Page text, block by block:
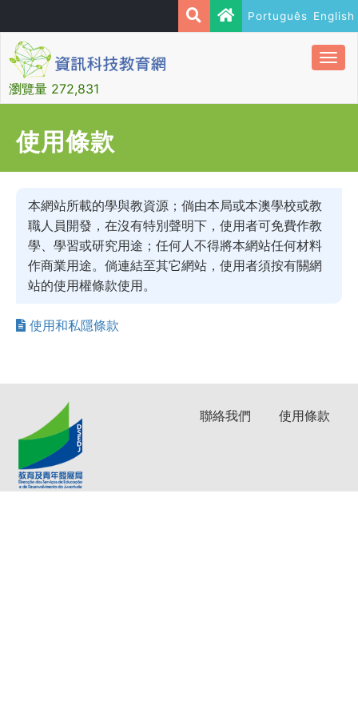
English
Português
瀏覽量 272,831
使用條款
本網站所載的學與教資源；倘由本局或本澳學校或教
職人員開發，在沒有特別聲明下，使用者可免費作教
學、學習或研究用途；任何人不得將本網站任何材料
作商業用途。倘連結至其它網站，使用者須按有關網
站的使用權條款使用。
使用和私隱條款
聯絡我們 使用條款